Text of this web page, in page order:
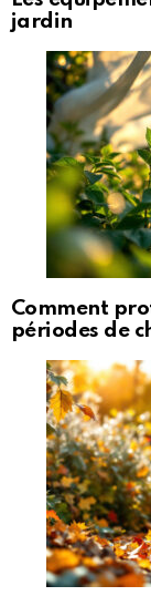
jardin
Comment
périodes de